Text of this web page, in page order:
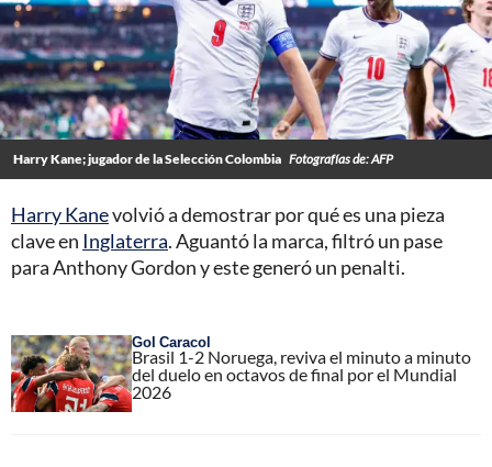
Harry Kane; jugador de la Selección Colombia Fotografías de: AFP
Harry Kanevolvió a demostrar por qué es una pieza
clave en Inglaterra. Aguantó la marca, filtró un pase
para Anthony Gordon y este generó un penalti.
Gol Caracol
Brasil 1-2 Noruega, reviva el minuto a minuto
del duelo en octavos de final por el Mundial
2026